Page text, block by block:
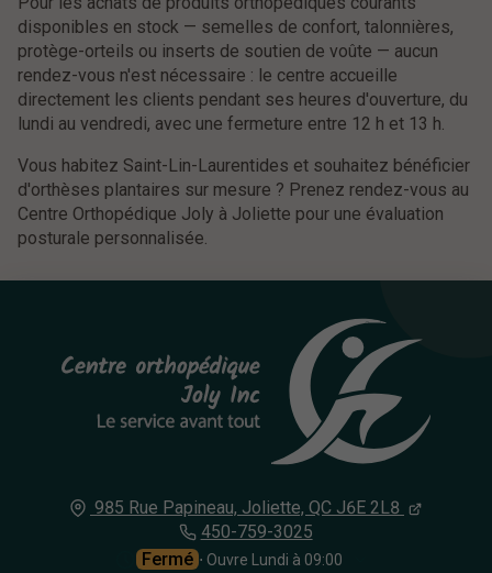
disponibles en stock — semelles de confort, talonnières,
protège-orteils ou inserts de soutien de voûte — aucun
rendez-vous n'est nécessaire : le centre accueille
directement les clients pendant ses heures d'ouverture, du
lundi au vendredi, avec une fermeture entre 12 h et 13 h.
Vous habitez Saint-Lin-Laurentides et souhaitez bénéficier
d'orthèses plantaires sur mesure ? Prenez rendez-vous au
Centre Orthopédique Joly à Joliette pour une évaluation
posturale personnalisée.
985 Rue Papineau, Joliette, QC J6E 2L8
450-759-3025
Fermé ⋅ Ouvre Lundi à 09:00